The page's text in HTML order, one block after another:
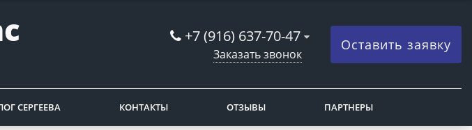
+7 (916) 637-70-47
Заказать звонок
Оставить заявку
СЕРГЕЕВА КОНТАКТЫ ОТЗЫВЫ ПАРТНЕРЫ